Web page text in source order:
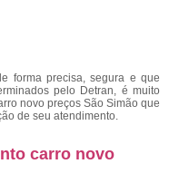
forma precisa, segura e que
pelo Detran, é muito
novo preços São Simão que
de seu atendimento.
carro novo